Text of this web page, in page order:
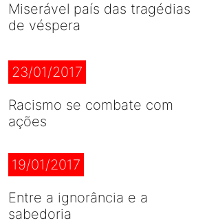
Miserável país das tragédias
de véspera
23/01/2017
Racismo se combate com
ações
19/01/2017
Entre a ignorância e a
sabedoria